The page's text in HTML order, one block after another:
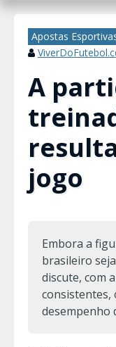
Apostas
A
jogo
Embora a
brasileiro
discute, com
consistentes,
desempenho